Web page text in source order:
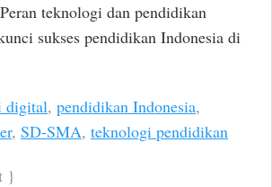
teknologi dan pendidikan
sukses pendidikan Indonesia di
digital, pendidikan Indonesia,
, SD-SMA, teknologi pendidikan
}